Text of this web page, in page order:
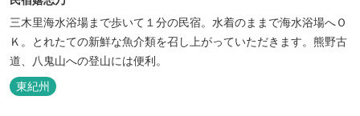
三木里海水浴場まで歩いて１分の民宿。水着のままで海水浴場へＯ
Ｋ。とれたての新鮮な魚介類を召し上がっていただきます。熊野古
道、八鬼山への登山には便利。
東紀州